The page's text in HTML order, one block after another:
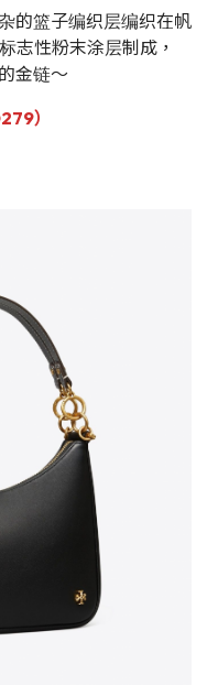
的篮子编织层编织在帆
志性粉末涂层制成，
金链～
）